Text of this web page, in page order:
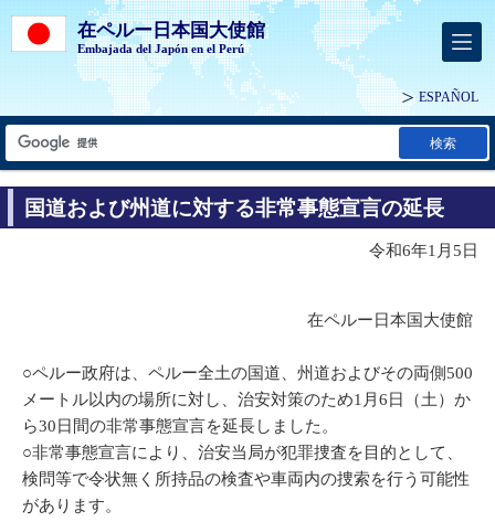
在ペルー日本国大使館
Embajada del Japón en el Perú
ESPAÑOL
検索
国道および州道に対する非常事態宣言の延長
令和6年1月5日
在ペルー日本国大使館
○ペルー政府は、ペルー全土の国道、州道およびその両側500
メートル以内の場所に対し、治安対策のため1月6日（土）か
ら30日間の非常事態宣言を延長しました。
○非常事態宣言により、治安当局が犯罪捜査を目的として、
検問等で令状無く所持品の検査や車両内の捜索を行う可能性
があります。